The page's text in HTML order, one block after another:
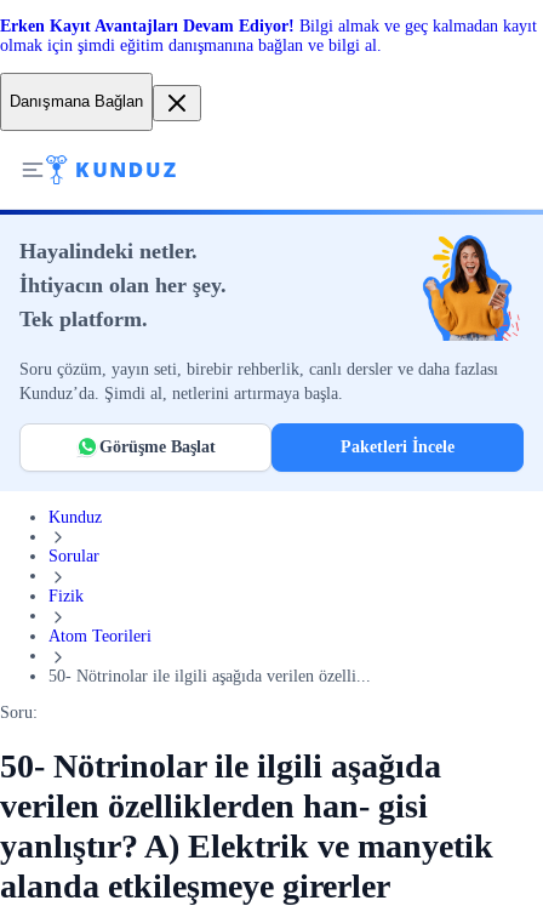
Erken Kayıt Avantajları Devam Ediyor! Bilgi almak ve geç kalmadan kayıt
olmak için şimdi eğitim danışmanına bağlan ve bilgi al.
Danışmana Bağlan
Hayalindeki netler.
İhtiyacın olan her şey.
Tek platform.
Soru çözüm, yayın seti, birebir rehberlik, canlı dersler ve daha fazlası
Kunduz’da. Şimdi al, netlerini artırmaya başla.
Görüşme Başlat Paketleri İncele
Kunduz
Sorular
Fizik
Atom Teorileri
50- Nötrinolar ile ilgili aşağıda verilen özelli...
Soru:
50- Nötrinolar ile ilgili aşağıda
verilen özelliklerden han- gisi
yanlıştır? A) Elektrik ve manyetik
alanda etkileşmeye girerler